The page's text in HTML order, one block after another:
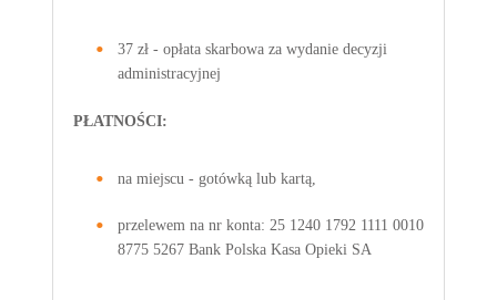
37 zł - opłata skarbowa za wydanie decyzji
administracyjnej
PŁATNOŚCI:
na miejscu - gotówką lub kartą,
przelewem na nr konta: 25 1240 1792 1111 0010
8775 5267Bank Polska Kasa Opieki SA